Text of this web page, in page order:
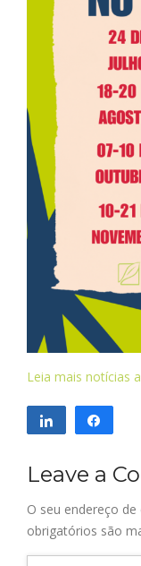
Leia mais notícias
Compartilhar
Leave a
O seu endereço
obrigatórios são